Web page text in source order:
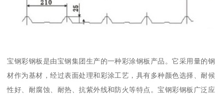
宝钢彩钢板是由宝钢集团生产的一种彩涂钢板产品。它采用量的钢
材作为基材，经过表面处理和彩涂工艺，具有多种颜色选择、耐候
性好、耐腐蚀、耐热、抗紫外线和防火等特点。宝钢彩钢板广泛应